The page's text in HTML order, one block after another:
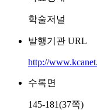
학술저널
발행기관 URL
http://
수록면
145-181(37쪽)